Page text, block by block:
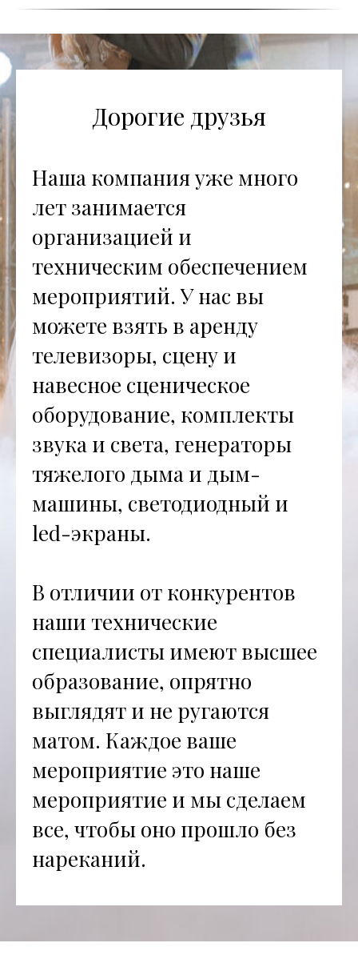
Дорогие друзья
Наша компания уже много
лет занимается
организацией и
техническим обеспечением
мероприятий. У нас вы
можете взять в аренду
телевизоры, сцену и
навесное сценическое
оборудование, комплекты
звука и света, генераторы
тяжелого дыма и дым-
машины, светодиодный и
led-экраны.
В отличии от конкурентов
наши технические
специалисты имеют высшее
образование, опрятно
выглядят и не ругаются
матом. Каждое ваше
мероприятие это наше
мероприятие и мы сделаем
все, чтобы оно прошло без
нареканий.